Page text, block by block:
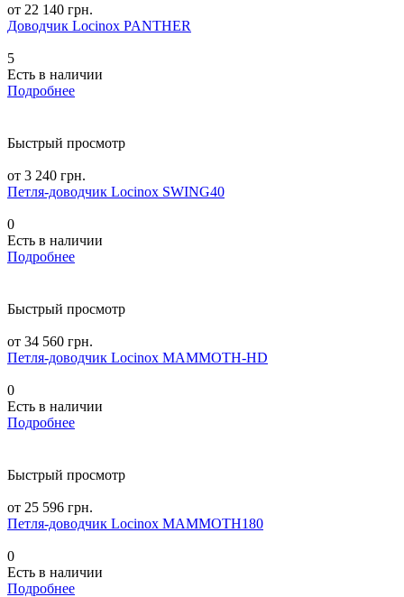
от 22 140 грн.
Доводчик Locinox PANTHER
5
Есть в наличии
Подробнее
Быстрый просмотр
от 3 240 грн.
Петля-доводчик Locinox SWING40
0
Есть в наличии
Подробнее
Быстрый просмотр
от 34 560 грн.
Петля-доводчик Locinox MAMMOTH-HD
0
Есть в наличии
Подробнее
Быстрый просмотр
от 25 596 грн.
Петля-доводчик Locinox MAMMOTH180
0
Есть в наличии
Подробнее